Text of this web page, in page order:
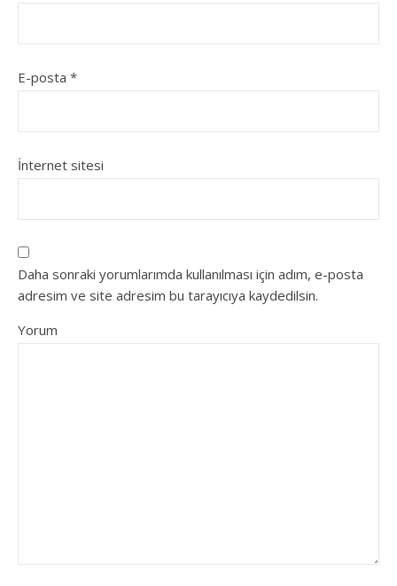
E-posta *
İnternet sitesi
Daha sonraki yorumlarımda kullanılması için adım, e-posta
adresim ve site adresim bu tarayıcıya kaydedilsin.
Yorum